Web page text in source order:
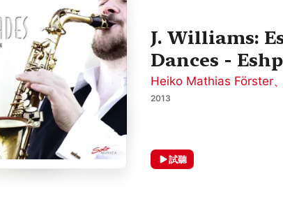
J. Williams:
Dances -
Heiko Mathias Förster、
2013
試聽